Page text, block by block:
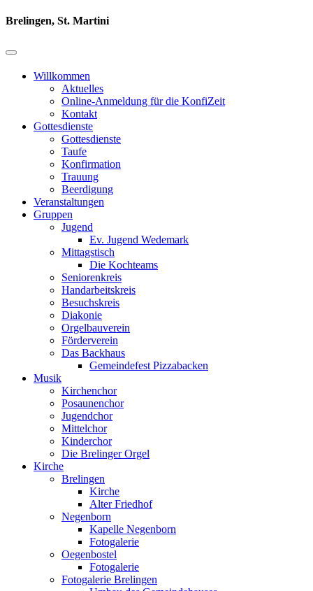
Brelingen, St. Martini
Willkommen
Aktuelles
Online-Anmeldung für die KonfiZeit
Kontakt
Gottesdienste
Gottesdienste
Taufe
Konfirmation
Trauung
Beerdigung
Veranstaltungen
Gruppen
Jugend
Ev. Jugend Wedemark
Mittagstisch
Die Kochteams
Seniorenkreis
Handarbeitskreis
Besuchskreis
Diakonie
Orgelbauverein
Förderverein
Das Backhaus
Gemeindefest Pizzabacken
Musik
Kirchenchor
Posaunenchor
Jugendchor
Mittelchor
Kinderchor
Die Brelinger Orgel
Kirche
Brelingen
Kirche
Alter Friedhof
Negenborn
Kapelle Negenborn
Fotogalerie
Oegenbostel
Fotogalerie
Fotogalerie Brelingen